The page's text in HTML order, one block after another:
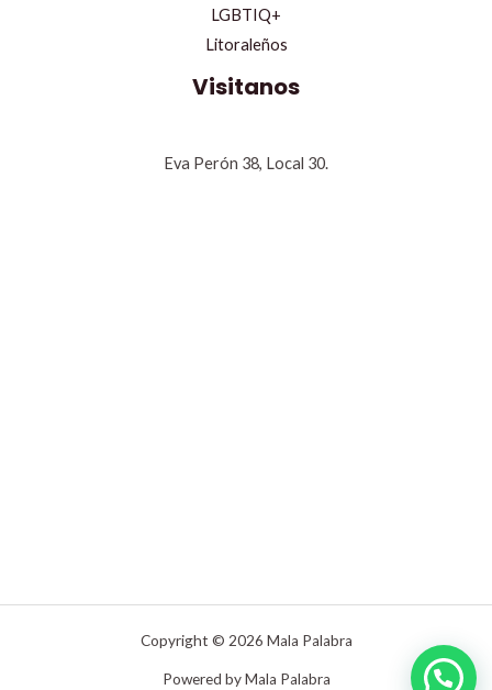
LGBTIQ+
Litoraleños
Visitanos
Eva Perón 38, Local 30.
Copyright © 2026 Mala Palabra
Powered by Mala Palabra